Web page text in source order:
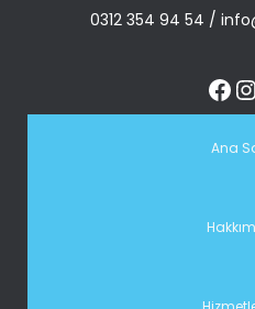
0312 354 94 54 /
Ana